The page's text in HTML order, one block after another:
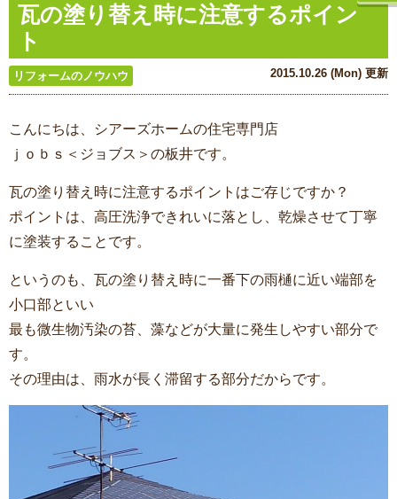
瓦の塗り替え時に注意するポイン
ト
リフォームのノウハウ 2015.10.26 (Mon) 更新
こんにちは、シアーズホームの住宅専門店
ｊｏｂｓ＜ジョブス＞の板井です。
瓦の塗り替え時に注意するポイントはご存じですか？
ポイントは、高圧洗浄できれいに落とし、乾燥させて丁寧
に塗装することです。
というのも、瓦の塗り替え時に一番下の雨樋に近い端部を
小口部といい
最も微生物汚染の苔、藻などが大量に発生しやすい部分で
す。
その理由は、雨水が長く滞留する部分だからです。